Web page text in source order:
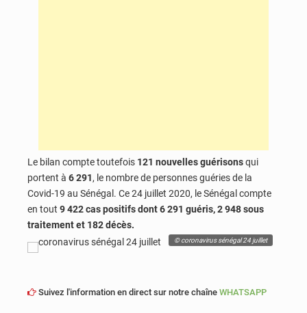
Le bilan compte toutefois 121 nouvelles guérisonsqui
portent à 6 291, le nombre de personnes guéries de la
Covid-19 au Sénégal. Ce 24 juillet 2020, le Sénégal compte
en tout 9 422cas positifs dont 6 291 guéris, 2 948 sous
traitement et 182 décès.
© coronavirus sénégal 24 juillet
Suivez l'information en direct sur notre chaîne WHATSAPP